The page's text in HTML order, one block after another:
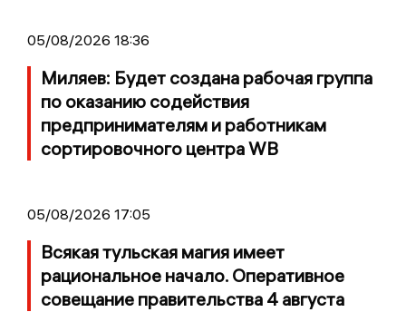
05/08/2026 18:36
Миляев: Будет создана рабочая группа
по оказанию содействия
предпринимателям и работникам
сортировочного центра WB
05/08/2026 17:05
Всякая тульская магия имеет
рациональное начало. Оперативное
совещание правительства 4 августа